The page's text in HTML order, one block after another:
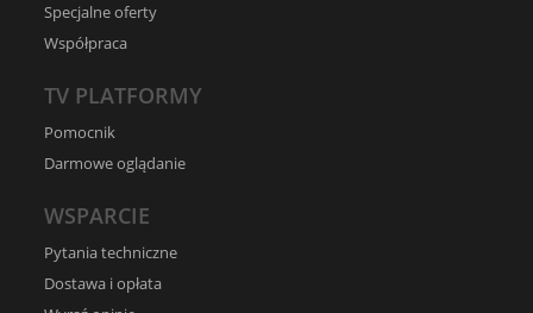
Specjalne oferty
Współpraca
TV PLATFORMY
Pomocnik
Darmowe oglądanie
WSPARCIE
Pytania techniczne
Dostawa i opłata